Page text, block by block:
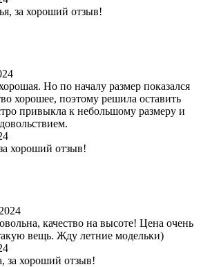
за хороший отзыв!
Но по началу размер показался
хорошее, поэтому решила оставить
привыкла к небольшому размеру и
хороший отзыв!
качество на высоте! Цена очень
вещь. Жду летние модельки)
за хороший отзыв!